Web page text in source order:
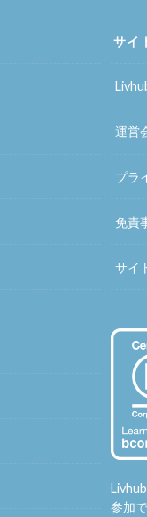
サイ
運営
プラ
免責
サイ
参加